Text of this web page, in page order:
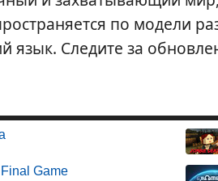
по модели
язык. Следите за
Game